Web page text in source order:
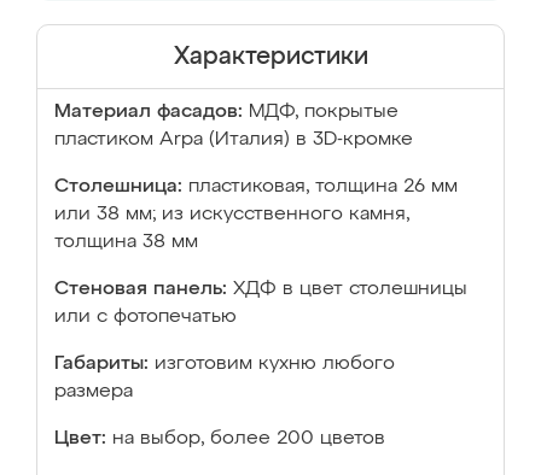
Характеристики
Материал фасадов: МДФ, покрытые
пластиком Arpa (Италия) в 3D-кромке
Столешница: пластиковая, толщина 26 мм
или 38 мм; из искусственного камня,
толщина 38 мм
Стеновая панель: ХДФ в цвет столешницы
или с фотопечатью
Габариты: изготовим кухню любого
размера
Цвет: на выбор, более 200 цветов